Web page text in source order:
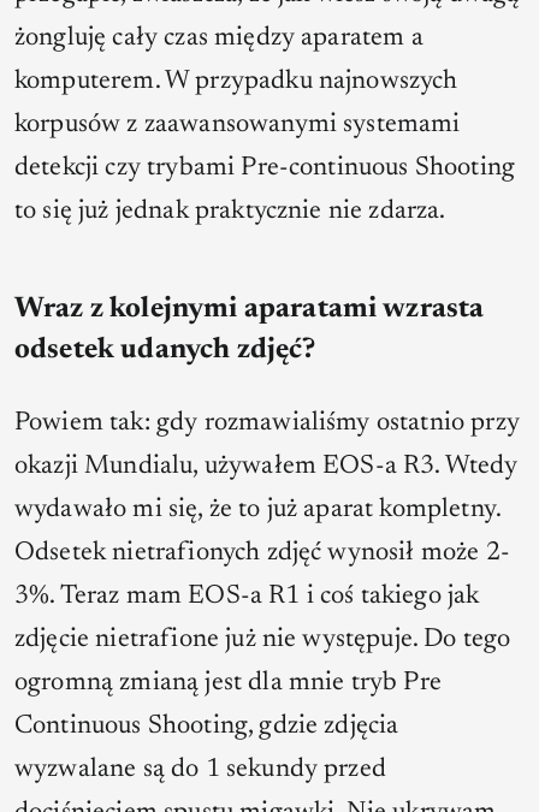
żongluję cały czas między aparatem a
komputerem. W przypadku najnowszych
korpusów z zaawansowanymi systemami
detekcji czy trybami Pre-continuous Shooting
to się już jednak praktycznie nie zdarza.
Wraz z kolejnymi aparatami wzrasta
odsetek udanych zdjęć?
Powiem tak: gdy rozmawialiśmy ostatnio przy
okazji Mundialu, używałem EOS-a R3. Wtedy
wydawało mi się, że to już aparat kompletny.
Odsetek nietrafionych zdjęć wynosił może 2-
3%. Teraz mam EOS-a R1 i coś takiego jak
zdjęcie nietrafione już nie występuje. Do tego
ogromną zmianą jest dla mnie tryb Pre
Continuous Shooting, gdzie zdjęcia
wyzwalane są do 1 sekundy przed